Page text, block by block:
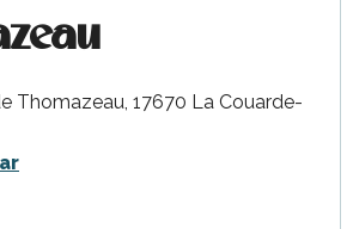
Thomazeau, 17670 La Couarde-